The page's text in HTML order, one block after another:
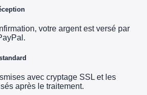
votre argent est versé par
avec cryptage SSL et les
après le traitement.